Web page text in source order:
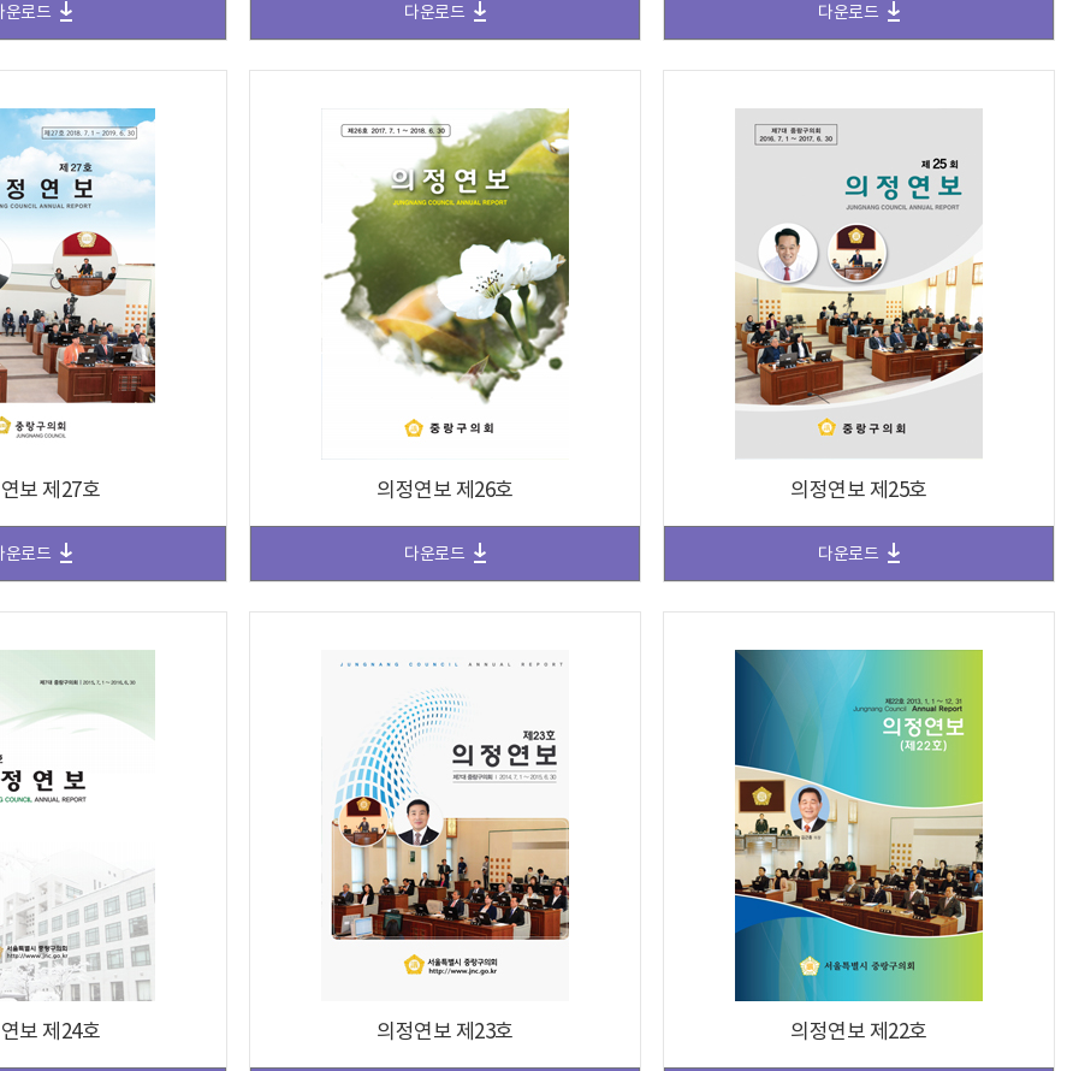
운로드 다운로드 다운로드
보 제27호
운로드
의정연보 제26호
다운로드
의정연보 제25호
다운로드
보 제24호 의정연보 제23호 의정연보 제22호